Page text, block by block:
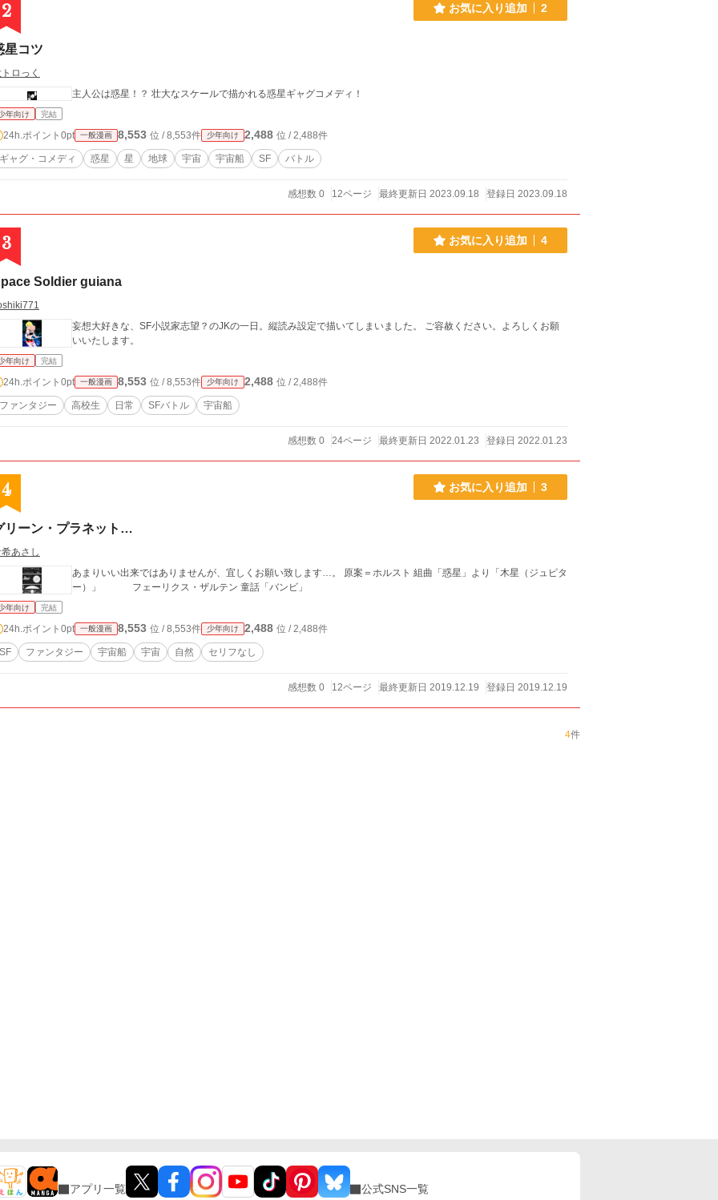
2 お気に入り追加 2
星コツ
ロっく
主人公は惑星！？ 壮大なスケールで描かれる惑星ギャグコメディ！
年向け 完結
24h.ポイント 0pt 一般漫画 8,553 位 / 8,553件 少年向け 2,488 位 / 2,488件
ギャグ・コメディ 惑星 星 地球 宇宙 宇宙船 SF バトル
感想数 0 12ページ 最終更新日 2023.09.18 登録日 2023.09.18
3 お気に入り追加 4
Soldier guiana
妄想大好きな、SF小説家志望？のJKの一日。縦読み設定で描いてしまいました。 ご容赦ください。よろしくお願
いいたします。
年向け 完結
24h.ポイント 0pt 一般漫画 8,553 位 / 8,553件 少年向け 2,488 位 / 2,488件
ファンタジー 高校生 日常 SFバトル 宇宙船
感想数 0 24ページ 最終更新日 2022.01.23 登録日 2022.01.23
4 お気に入り追加 3
リーン・プラネット…
あさし
あまりいい出来ではありませんが、宜しくお願い致します…。 原案＝ホルスト 組曲「惑星」より「木星（ジュピタ
ー）」 フェーリクス・ザルテン 童話「バンビ」
年向け 完結
24h.ポイント 0pt 一般漫画 8,553 位 / 8,553件 少年向け 2,488 位 / 2,488件
SF ファンタジー 宇宙船 宇宙 自然 セリフなし
感想数 0 12ページ 最終更新日 2019.12.19 登録日 2019.12.19
4件
アプリ一覧 公式SNS一覧